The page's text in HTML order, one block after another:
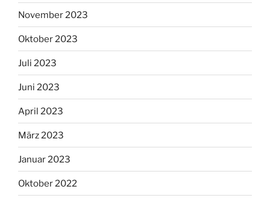
November 2023
Oktober 2023
Juli 2023
Juni 2023
April 2023
März 2023
Januar 2023
Oktober 2022